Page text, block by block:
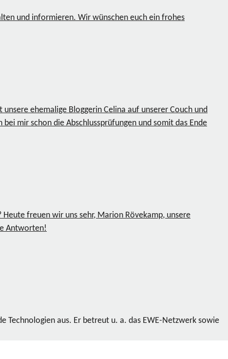
und informieren. Wir wünschen euch ein frohes
ehemalige Bloggerin Celina auf unserer Couch und
mir schon die Abschlussprüfungen und somit das Ende
freuen wir uns sehr, Marion Rövekamp, unsere
Antworten!
Technologien aus. Er betreut u. a. das EWE-Netzwerk sowie